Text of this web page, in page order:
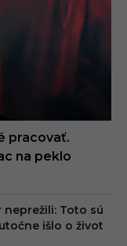
pracovať.
na peklo
Toto sú
išlo o život